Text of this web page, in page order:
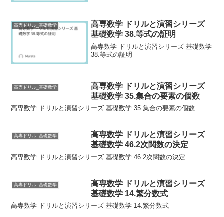
高専ドリル_基礎数学
高専数学 ドリルと演習シリーズ
基礎数学 38.等式の証明
高専数学 ドリルと演習シリーズ 基礎数学
38.等式の証明
高専ドリル_基礎数学
高専数学 ドリルと演習シリーズ
基礎数学 35.集合の要素の個数
高専数学 ドリルと演習シリーズ 基礎数学 35.集合の要素の個数
高専ドリル_基礎数学
高専数学 ドリルと演習シリーズ
基礎数学 46.2次関数の決定
高専数学 ドリルと演習シリーズ 基礎数学 46.2次関数の決定
高専ドリル_基礎数学
高専数学 ドリルと演習シリーズ
基礎数学 14.繁分数式
高専数学 ドリルと演習シリーズ 基礎数学 14.繁分数式